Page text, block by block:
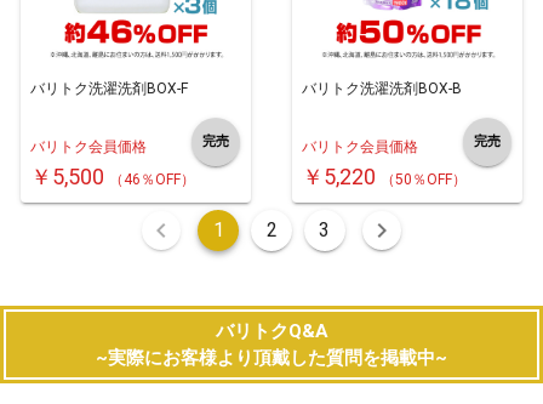
バリトク洗濯洗剤BOX-F
バリトク会員価格
￥5,500 （46％OFF）
完売
バリトク洗濯洗剤BOX-B
バリトク会員価格
￥5,220 （50％OFF）
完売
1 2 3
バリトクQ&A
~実際にお客様より頂戴した質問を掲載中~